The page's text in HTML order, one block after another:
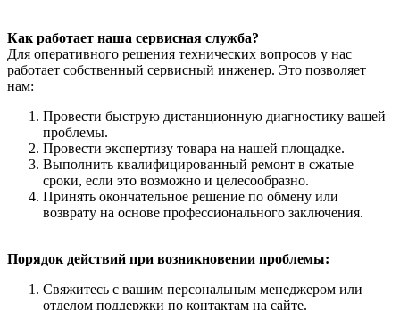
Как работает наша сервисная служба?
Для оперативного решения технических вопросов у нас
работает собственный сервисный инженер. Это позволяет
нам:
Провести быструю дистанционную диагностику вашей
проблемы.
Провести экспертизу товара на нашей площадке.
Выполнить квалифицированный ремонт в сжатые
сроки, если это возможно и целесообразно.
Принять окончательное решение по обмену или
возврату на основе профессионального заключения.
Порядок действий при возникновении проблемы:
Свяжитесь с вашим персональным менеджером или
отделом поддержки по контактам на сайте.